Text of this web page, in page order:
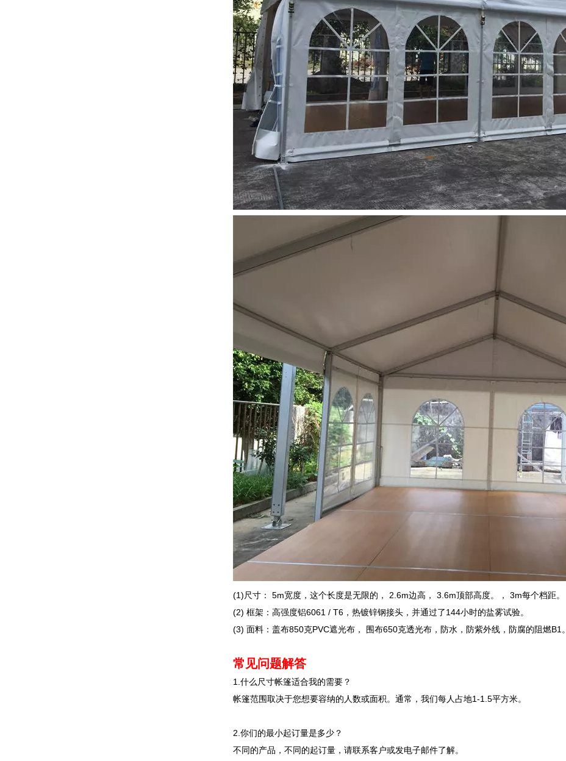
(1)尺寸： 5m宽度，这个长度是无限的， 2.6m边高， 3.6m顶部高度。， 3m每个档距。
(2) 框架：高强度铝6061 / T6，热镀锌钢接头，并通过了144小时的盐雾试验。
(3) 面料：盖布850克PVC遮光布， 围布650克透光布，防水，防紫外线，防腐的阻燃B1。
常见问题解答
1.什么尺寸帐篷适合我的需要？
帐篷范围取决于您想要容纳的人数或面积。通常，我们每人占地1-1.5平方米。
2.你们的最小起订量是多少？
不同的产品，不同的起订量，请联系客户或发电子邮件了解。